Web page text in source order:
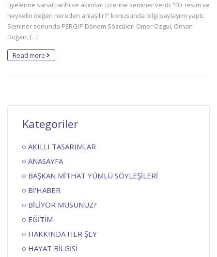
üyelerine sanat tarihi ve akımları üzerine seminer verdi. “Bir resim ve
heykelin değeri nereden anlaşılır?” konusunda bilgi paylaşımı yaptı.
Seminer sonunda PERGİP Dönem Sözcüleri Omer Ozgul, Orhan
Doğan, […]
Read more
Kategoriler
AKILLI TASARIMLAR
ANASAYFA
BAŞKAN MİTHAT YÜMLÜ SÖYLEŞİLERİ
Bİ'HABER
BİLİYOR MUSUNUZ?
EĞİTİM
HAKKINDA HER ŞEY
HAYAT BİLGİSİ